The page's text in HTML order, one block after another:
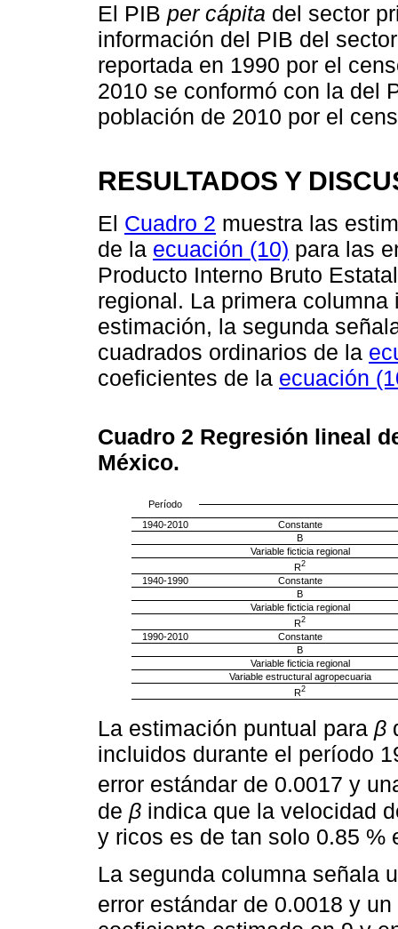
El PIB per cápita del sector
información del PIB del
reportada en 1990 por el
2010 se conformó con la del
población de 2010 por el
RESULTADOS Y
El Cuadro 2 muestra las
de la ecuación (10) para las
Producto Interno Bruto
regional. La primera
estimación, la segunda
cuadrados ordinarios de la
coeficientes de la ecuación
Cuadro 2 Regresión lineal
México.
Período
1940-2010
Constante
B
Variable ficticia regional
R2
1940-1990
Constante
B
Variable ficticia regional
R2
1990-2010
Constante
B
Variable ficticia regional
Variable estructural agropecuaria
R2
La estimación puntual para β
incluidos durante el período
error estándar de 0.0017 y
de β indica que la velocidad
y ricos es de tan solo 0.85 %
La segunda columna señala
error estándar de 0.0018 y un